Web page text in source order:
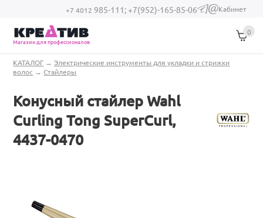
Перейти к основному содержанию
+7 4012 985-111;+7(952)-165-85-06
(link sends e-
Кабинет
Магазин для профессионалов
0
Вы здесь
КАТАЛОГ →Электрические инструменты для укладки и стрижки
волос →Стайлеры
Конусный стайлер Wahl
Curling Tong SuperCurl,
4437-0470